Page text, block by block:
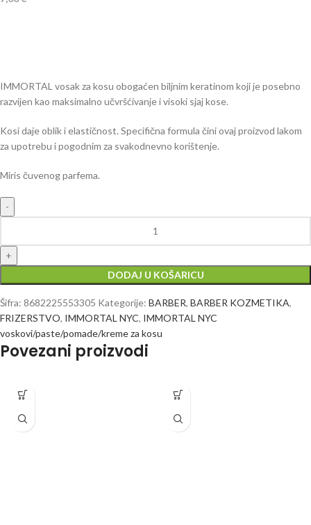
IMMORTAL vosak za kosu obogaćen biljnim keratinom koji je posebno
razvijen kao maksimalno učvršćivanje i visoki sjaj kose.
Kosi daje oblik i elastičnost. Specifična formula čini ovaj proizvod lakom
za upotrebu i pogodnim za svakodnevno korištenje.
Miris čuvenog parfema.
DODAJ U KOŠARICU
Šifra: 8682225553305 Kategorije: BARBER, BARBER KOZMETIKA,
FRIZERSTVO, IMMORTAL NYC, IMMORTAL NYC
voskovi/paste/pomade/kreme za kosu
Povezani proizvodi